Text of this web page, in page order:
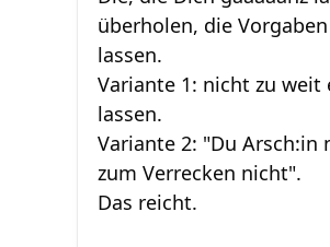
überholen, die
lassen.
Variante 1: nicht zu weit
lassen.
Variante 2: "Du Arsch:in
zum Verrecken nicht".
Das reicht.